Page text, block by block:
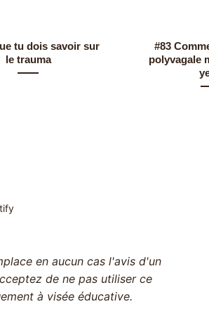
tu dois savoir sur
le trauma
#83
polyvagale
en aucun cas l'avis d'un
de ne pas utiliser ce
à visée éducative.